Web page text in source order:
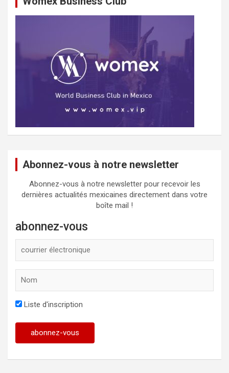
Abonnez-vous à notre newsletter
Abonnez-vous à notre newsletter pour recevoir les
dernières actualités mexicaines directement dans votre
boîte mail !
abonnez-vous
Liste d'inscription